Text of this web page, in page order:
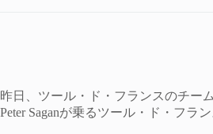
昨日、ツール・ド・フランスのチー
Peter Saganが乗るツール・ド・フラ